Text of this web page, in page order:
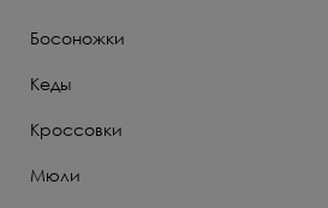
Босоножки
Кеды
Кроссовки
Мюли